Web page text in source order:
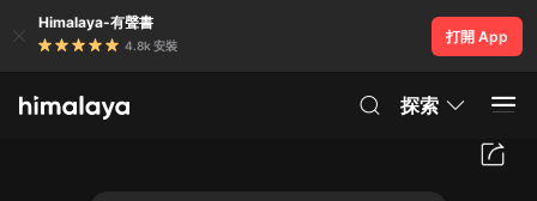
Himalaya-有聲書
4.8k 安裝
打開 App
探索